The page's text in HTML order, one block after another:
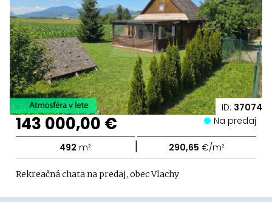
ID: 37074
143 000,00 € Na predaj
492 m² | 290,65 €/m²
Rekreačná chata na predaj, obec Vlachy